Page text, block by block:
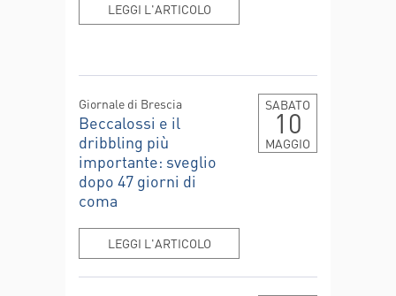
LEGGI L'ARTICOLO
Giornale di Brescia
Beccalossi e il
dribbling più
importante: sveglio
dopo 47 giorni di
coma
LEGGI L'ARTICOLO
SABATO
10
MAGGIO